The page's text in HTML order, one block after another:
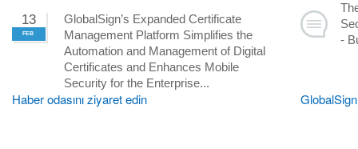
13
FEB
GlobalSign’s Expanded Certificate
Management Platform Simplifies the
Automation and Management of Digital
Certificates and Enhances Mobile
Security for the Enterprise
Haber odasını ziyaret edin
-